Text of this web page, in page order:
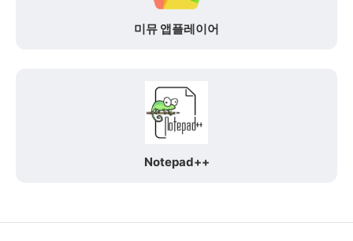
미뮤 앱플레이어
Notepad++